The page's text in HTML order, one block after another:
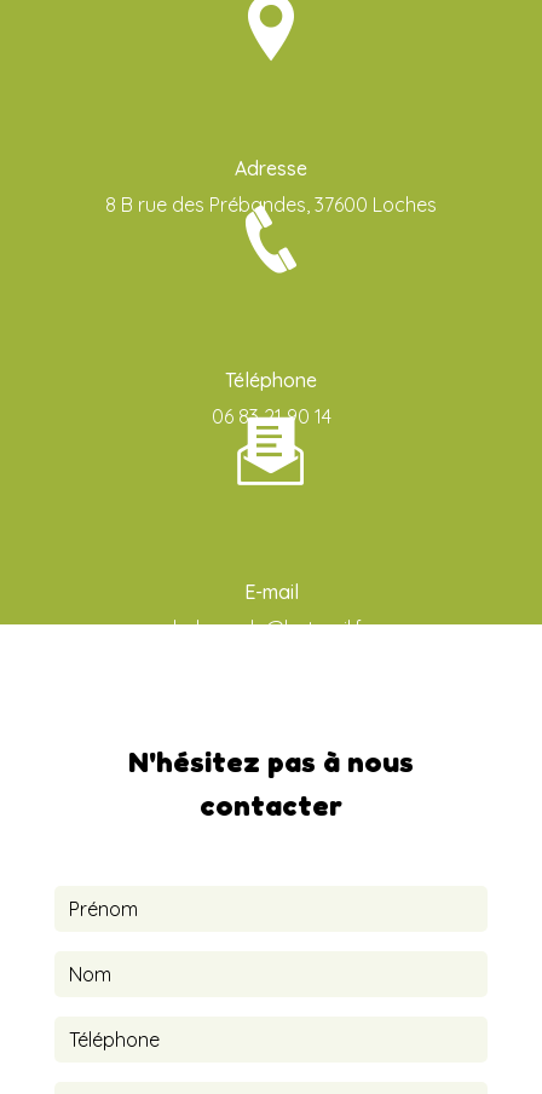
Adresse
8 B rue des Prébandes, 37600 Loches
Téléphone
06 83 21 90 14
E-mail
ludo-aude@hotmail.fr
N'hésitez pas à nous
contacter